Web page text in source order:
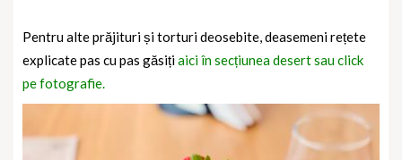
Pentru alte prăjituri și torturi deosebite, deasemeni rețete
explicate pas cu pas găsițiaici în secțiunea desert sau click
pe fotografie.